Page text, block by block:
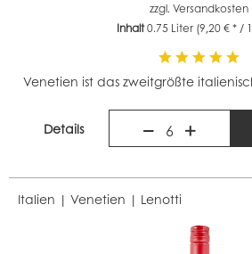
zzgl.Versandkosten
Inhalt0.75 Liter (9,20 € * /
Venetien ist das zweitgrößte
Details 6
Italien | Venetien | Lenotti